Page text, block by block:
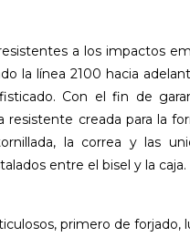
a los impactos
la línea 2100 hacia
Con el fin de
resistente creada para la
la correa y las
entre el bisel y la caja.
primero de